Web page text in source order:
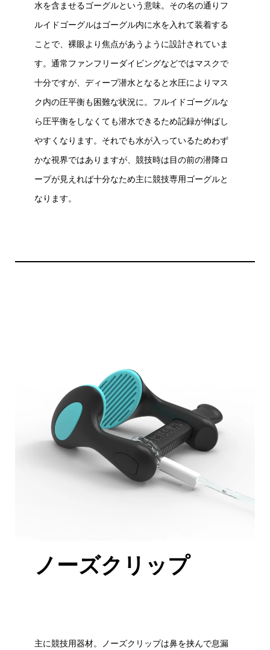
水を含ませるゴーグルという意味。その名の通りフ
ルイドゴーグルはゴーグル内に水を入れて装着する
ことで、裸眼より焦点があうように設計されていま
す。通常ファンフリーダイビングなどではマスクで
十分ですが、ディープ潜水となると水圧によりマス
ク内の圧平衡も困難な状況に。フルイドゴーグルな
ら圧平衡をしなくても潜水できるため記録が伸ばし
やすくなります。それでも水が入っているためわず
かな視界ではありますが、競技時は目の前の潜降ロ
ープが見えれば十分なため主に競技専用ゴーグルと
なります。
ノーズクリップ
主に競技用器材。ノーズクリップは鼻を挟んで息漏